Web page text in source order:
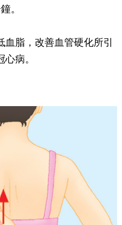
。
脂，改善血管硬化所引
病。